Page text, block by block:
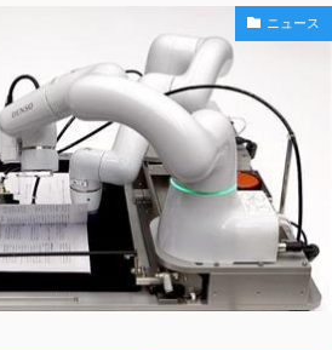
ニュース